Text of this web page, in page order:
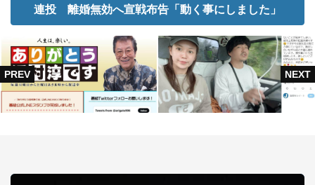
連投 離婚無効へ宣戦布告「動く事にしました」